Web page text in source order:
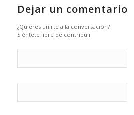
Dejar un comentario
¿Quieres unirte a la conversación?
Siéntete libre de contribuir!